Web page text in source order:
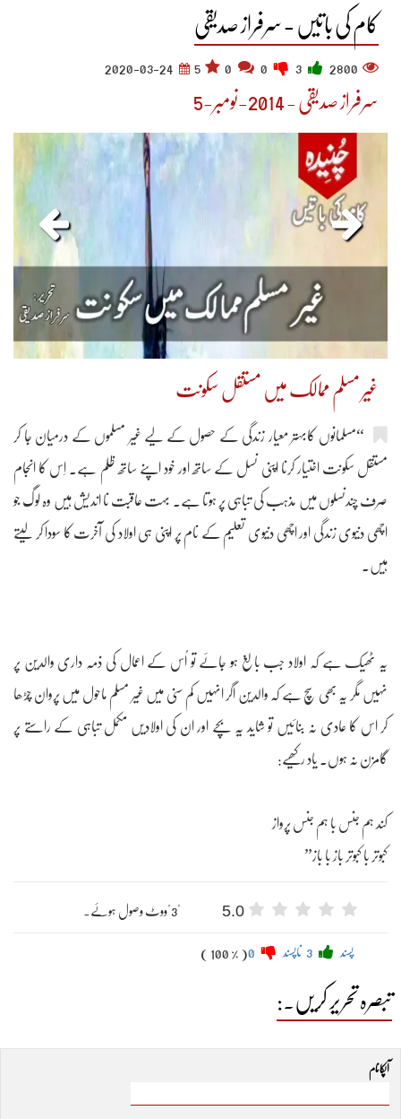
کام کی باتیں - سرفراز صدیقی
2800
5
2020-03-24
سرفراز صدیقی - 2014-نومبر-5
غیر مسلم ممالک میں مستقل سکونت
“مسلمانوں کابہتر معیار زندگی کے حصول کے لیے غیر مسلموں کے درمیان جا کر
مستقل سکونت اختیار کرنا اپنی نسل کے ساتھ اور خود اپنے ساتھ ظلم ہے۔ اِس کا انجام
صرف چندنسلوں میں مذہب کی تباہی پر ہوتا ہے۔ بہت عاقبت نا اندیش ہیں وہ لوگ جو
اچھی دنیوی زندگی اور اچھی دنیوی تعلیم کے نام پر اپنی ہی اولاد کی آخرت کا سودا کر لیتے
ہیں۔
یہ ٹھیک ہے کہ اولاد جب بالغ ہو جائے تو اُس کے اعمال کی ذمہ داری والدین پر
نہیں مگر یہ بھی سچ ہے کہ والدین اگر انہیں کم سنی میں غیر مسلم ماحول میں پروان چڑھا
کر اس کا عادی نہ بنائیں تو شاید یہ بچے اور ان کی اولادیں مکمل تباہی کے راستے پر
گامزن نہ ہوں۔ یاد رکھیے:
کند ہم جنس با ہم جنس پرواز
کبوتر با کبوتر باز با باز”
5.0 "3"ووٹ وصول ہوئے۔
پسند ناپسند ( 100 % )
تبصرہ تحریر کریں۔:
آپکا نام